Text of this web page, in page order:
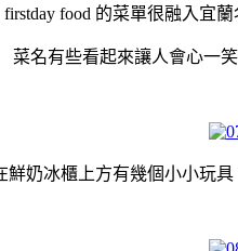
firstday food 的菜單很融入宜
菜名有些看起來讓人會心一
鮮奶冰櫃上方有幾個小小玩